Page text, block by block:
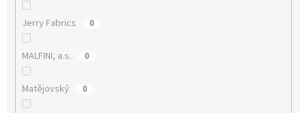
Jerry Fabrics 0
MALFINI, a.s. 0
Matějovský 0